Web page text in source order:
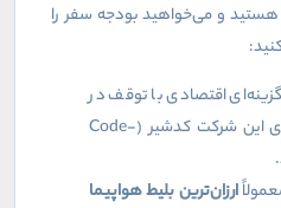
هستید و می‌خواهید بودجه سفر را
گزینه‌ای اقتصادی با توقف در
این شرکت کدشیر (Code-
ارزان‌ترین بلیط هواپیما